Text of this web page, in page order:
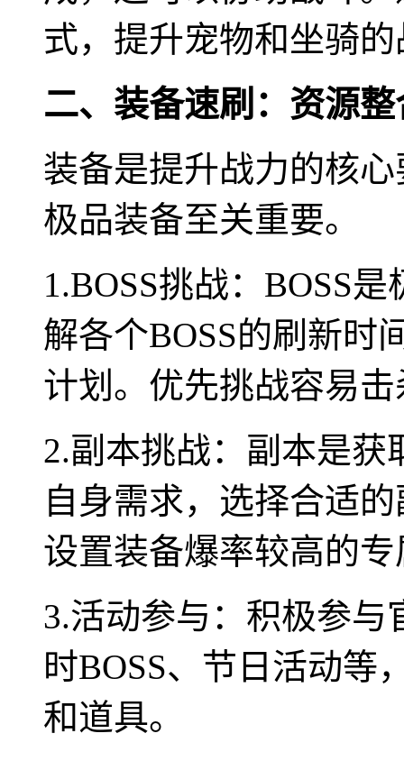
式，提升宠物和坐骑
二、装备速刷：资源
装备是提升战力的核
极品装备至关重要。
1.BOSS挑战：BOSS
解各个BOSS的刷新时
计划。优先挑战容易
2.副本挑战：副本是
自身需求，选择合适
设置装备爆率较高的
3.活动参与：积极参
时BOSS、节日活动等
和道具。